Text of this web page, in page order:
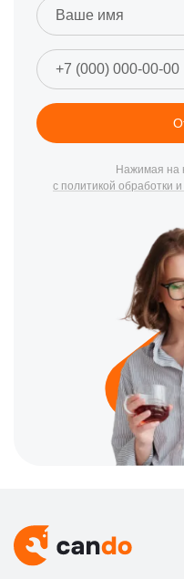
Нажимая на
с политикой обработки